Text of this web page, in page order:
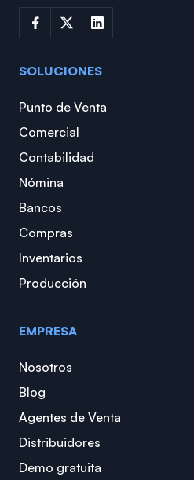
SOLUCIONES
Punto de Venta
Comercial
Contabilidad
Nómina
Bancos
Compras
Inventarios
Producción
EMPRESA
Nosotros
Blog
Agentes de Venta
Distribuidores
Demo gratuita